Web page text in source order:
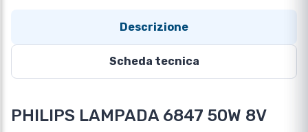
Descrizione
Scheda tecnica
PHILIPS LAMPADA 6847 50W 8V